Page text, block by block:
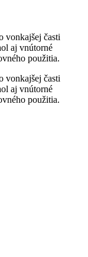
vonkajšej časti
aj vnútorné
použitia.
vonkajšej časti
aj vnútorné
použitia.